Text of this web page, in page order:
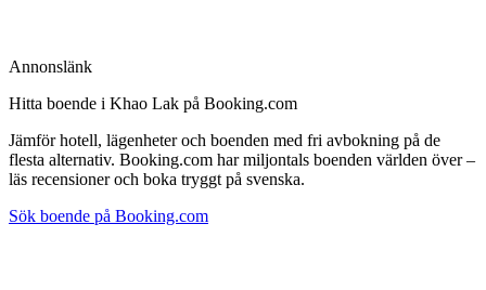
Annonslänk
Hitta boende i Khao Lak på Booking.com
Jämför hotell, lägenheter och boenden med fri avbokning på de
flesta alternativ. Booking.com har miljontals boenden världen över –
läs recensioner och boka tryggt på svenska.
Sök boende på Booking.com